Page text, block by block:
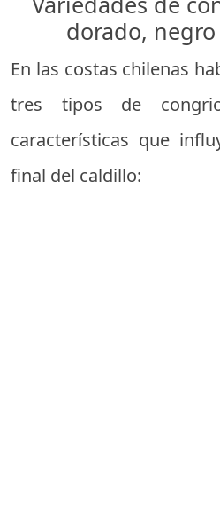
dorado,
En las costas chilenas
tres tipos de
características que
final del caldillo: